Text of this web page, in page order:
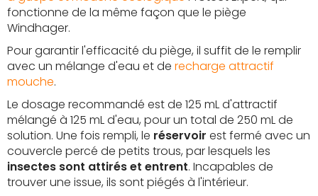
fonctionne de la même façon que le piège
Windhager.
Pour garantir l'efficacité du piège, il suffit de le remplir
avec un mélange d'eau et de recharge attractif
mouche.
Le dosage recommandé est de 125 mL d'attractif
mélangé à 125 mL d'eau, pour un total de 250 mL de
solution. Une fois rempli, le réservoir est fermé avec un
couvercle percé de petits trous, par lesquels les
insectes sont attirés et entrent. Incapables de
trouver une issue, ils sont piégés à l'intérieur.